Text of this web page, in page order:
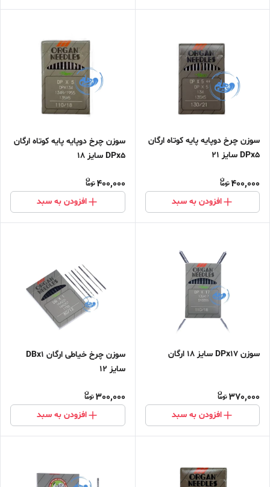
سوزن چرخ دوپایه پایه کوتاه ارگان
DPx5 سایز ۲۱
400,000
افزودن به سبد
سوزن چرخ دوپایه پایه کوتاه ارگان
DPx5 سایز ۱۸
400,000
افزودن به سبد
سوزن DPx17 سایز 18 ارگان
370,000
افزودن به سبد
سوزن چرخ خیاطی ارگان DBx1
سایز 12
300,000
افزودن به سبد